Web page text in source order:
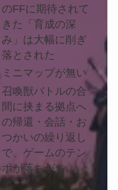
のFFに期待されて
きた「育成の深
み」は大幅に削ぎ
落とされた
ミニマップが無い
召喚獣バトルの合
間に挟まる拠点へ
の帰還・会話・お
つかいの繰り返し
で、ゲームのテン
ポが落ちがち